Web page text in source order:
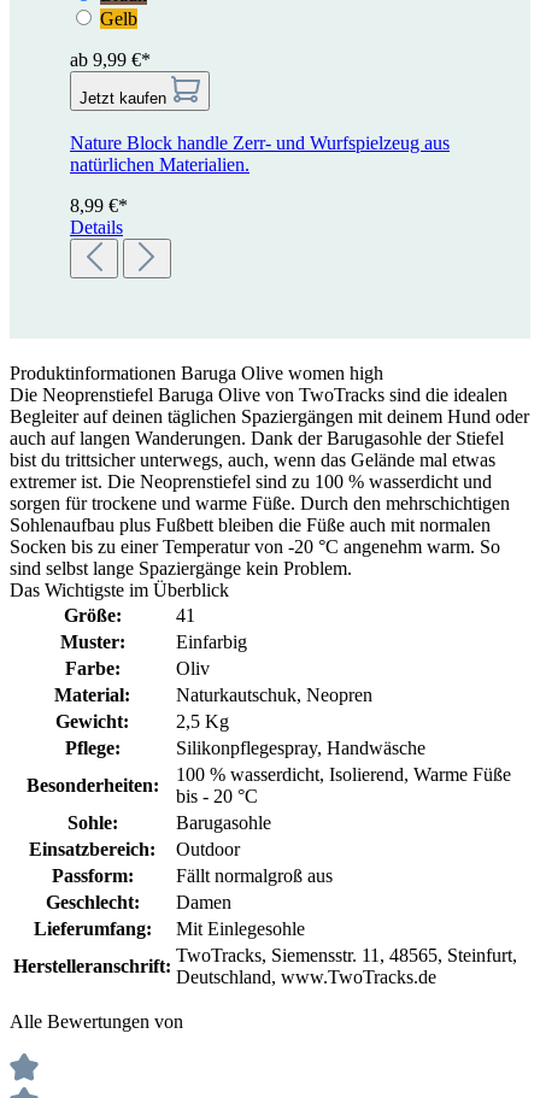
Gelb
ab 9,99 €*
Jetzt kaufen
Nature Block handle Zerr- und Wurfspielzeug aus
natürlichen Materialien.
8,99 €*
Details
Produktinformationen Baruga Olive women high
Die Neoprenstiefel Baruga Olive von TwoTracks sind die idealen
Begleiter auf deinen täglichen Spaziergängen mit deinem Hund oder
auch auf langen Wanderungen. Dank der Barugasohle der Stiefel
bist du trittsicher unterwegs, auch, wenn das Gelände mal etwas
extremer ist. Die Neoprenstiefel sind zu 100 % wasserdicht und
sorgen für trockene und warme Füße. Durch den mehrschichtigen
Sohlenaufbau plus Fußbett bleiben die Füße auch mit normalen
Socken bis zu einer Temperatur von -20 °C angenehm warm. So
sind selbst lange Spaziergänge kein Problem.
Das Wichtigste im Überblick
Größe:
41
Muster:
Einfarbig
Farbe:
Oliv
Material:
Naturkautschuk, Neopren
Gewicht:
2,5 Kg
Pflege:
Silikonpflegespray, Handwäsche
Besonderheiten:
100 % wasserdicht, Isolierend, Warme Füße
bis - 20 °C
Sohle:
Barugasohle
Einsatzbereich:
Outdoor
Passform:
Fällt normalgroß aus
Geschlecht:
Damen
Lieferumfang:
Mit Einlegesohle
Herstelleranschrift:
TwoTracks, Siemensstr. 11, 48565, Steinfurt,
Deutschland, www.TwoTracks.de
Alle Bewertungen von